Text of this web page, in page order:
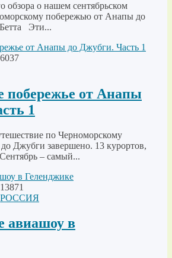
обзора о нашем сентябрьском
побережью от Анапы до
Эти...
6037
побережье от Анапы
1
по Черноморскому
Джубги завершено. 13 курортов,
– самый...
13871
РОССИЯ
авиашоу в